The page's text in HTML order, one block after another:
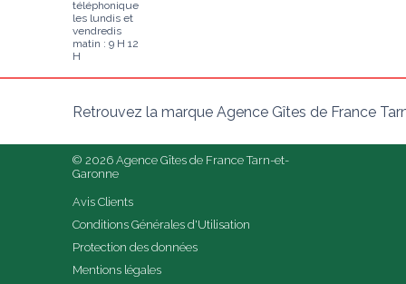
téléphonique
les lundis et
vendredis
matin : 9 H 12
H
Retrouvez la marque Agence Gîtes de France
© 2026 Agence Gîtes de France Tarn-et-
Garonne
Avis Clients
Conditions Générales d'Utilisation
Protection des données
Mentions légales